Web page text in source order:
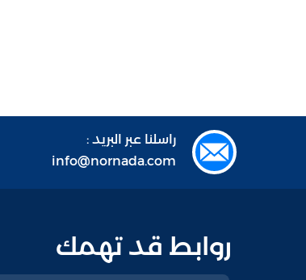
راسلنا عبر البريد :
info@nornada.com
روابط قد تهمك